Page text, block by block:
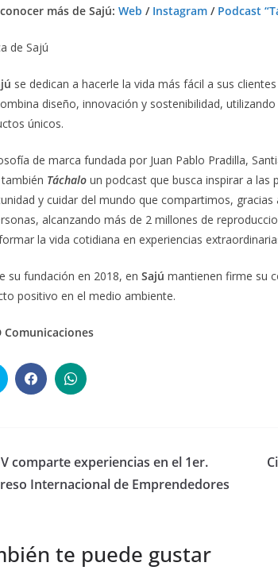
más de Sajú: Web /Instagram / Podcast
de Sajú
se dedican a hacerle la vida más fácil a sus
diseño, innovación y sostenibilidad,
únicos.
de marca fundada por Juan Pablo Pradilla,
Táchalo un podcast que busca inspirar a las
y cuidar del mundo que compartimos,
alcanzando más de 2 millones de
la vida cotidiana en experiencias
su fundación en 2018, en Sajú mantienen firme su
positivo en el medio ambiente.
Comunicaciones
comparte experiencias en el 1er.
Internacional de Emprendedores
te puede gustar